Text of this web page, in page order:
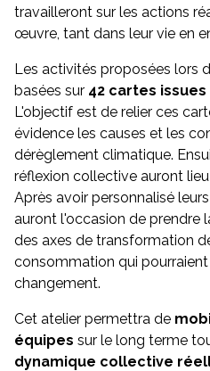
travailleront sur les actions
œuvre, tant dans leur vie en
Les activités proposées lors
basées sur 42 cartes
L'objectif est de relier ces
évidence les causes et les
dérèglement climatique.
réflexion collective auront
Après avoir personnalisé
auront l'occasion de prendre
des axes de transformation
consommation qui
changement.
Cet atelier permettra de
équipes sur le long terme
dynamique collective